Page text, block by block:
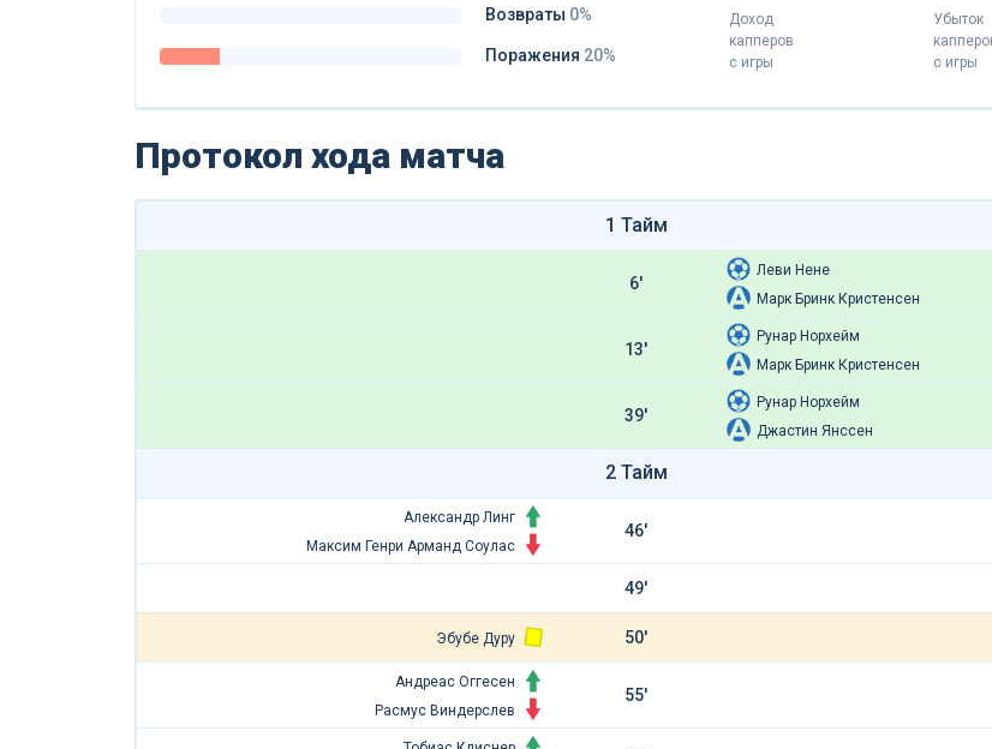
Возвраты 0%
Поражения 20%
Доход
капперов
с игры
Убыток
с игры
Протокол хода матча
1 Тайм
6'
Леви Нене
Марк Бринк Кристенсен
13'
Рунар Норхейм
Марк Бринк Кристенсен
39'
Рунар Норхейм
Джастин Янссен
2 Тайм
Александр Линг
Максим Генри Арманд Соулас
46'
49'
Эбубе Дуру 50'
Андреас Оггесен
Расмус Виндерслев
55'